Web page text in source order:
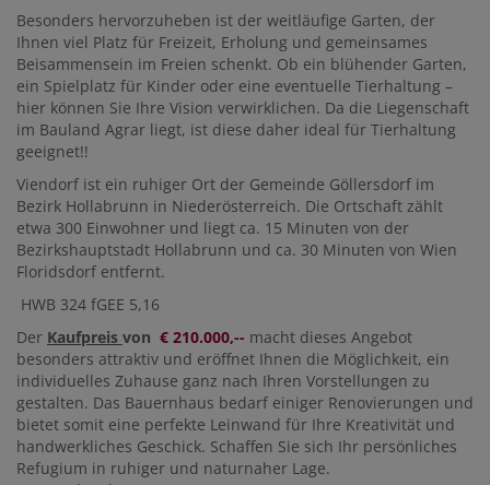
Besonders hervorzuheben ist der weitläufige Garten, der
Ihnen viel Platz für Freizeit, Erholung und gemeinsames
Beisammensein im Freien schenkt. Ob ein blühender Garten,
ein Spielplatz für Kinder oder eine eventuelle Tierhaltung –
hier können Sie Ihre Vision verwirklichen. Da die Liegenschaft
im Bauland Agrar liegt, ist diese daher ideal für Tierhaltung
geeignet!!
Viendorf ist ein ruhiger Ort der Gemeinde Göllersdorf im
Bezirk Hollabrunn in Niederösterreich. Die Ortschaft zählt
etwa 300 Einwohner und liegt ca. 15 Minuten von der
Bezirkshauptstadt Hollabrunn und ca. 30 Minuten von Wien
Floridsdorf entfernt.
HWB 324 fGEE 5,16
Der Kaufpreis von € 210.000,-- macht dieses Angebot
besonders attraktiv und eröffnet Ihnen die Möglichkeit, ein
individuelles Zuhause ganz nach Ihren Vorstellungen zu
gestalten. Das Bauernhaus bedarf einiger Renovierungen und
bietet somit eine perfekte Leinwand für Ihre Kreativität und
handwerkliches Geschick. Schaffen Sie sich Ihr persönliches
Refugium in ruhiger und naturnaher Lage.